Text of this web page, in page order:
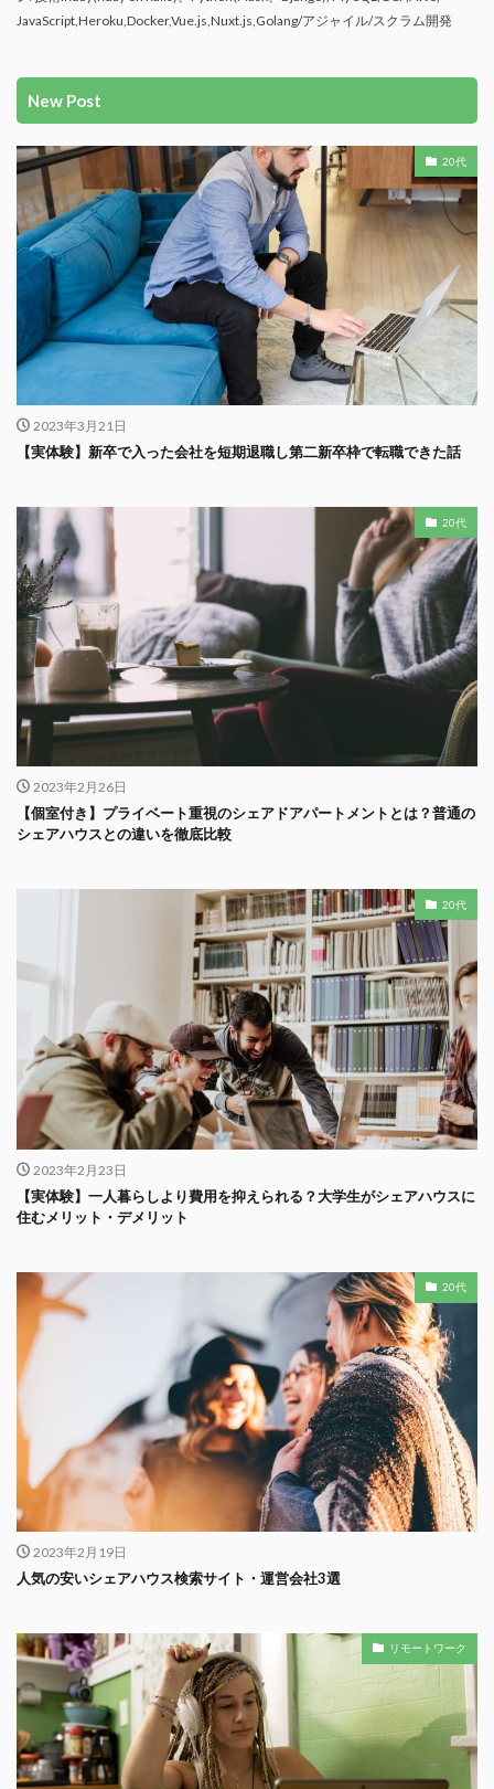
JavaScript,Heroku,Docker,Vue.js,Nuxt.js,Golang/アジャイル/スクラム開発
New Post
20代
2023年3月21日
【実体験】新卒で入った会社を短期退職し第二新卒枠で転職できた話
20代
2023年2月26日
【個室付き】プライベート重視のシェアドアパートメントとは？普通の
シェアハウスとの違いを徹底比較
20代
2023年2月23日
【実体験】一人暮らしより費用を抑えられる？大学生がシェアハウスに
住むメリット・デメリット
20代
2023年2月19日
人気の安いシェアハウス検索サイト・運営会社3選
リモートワーク